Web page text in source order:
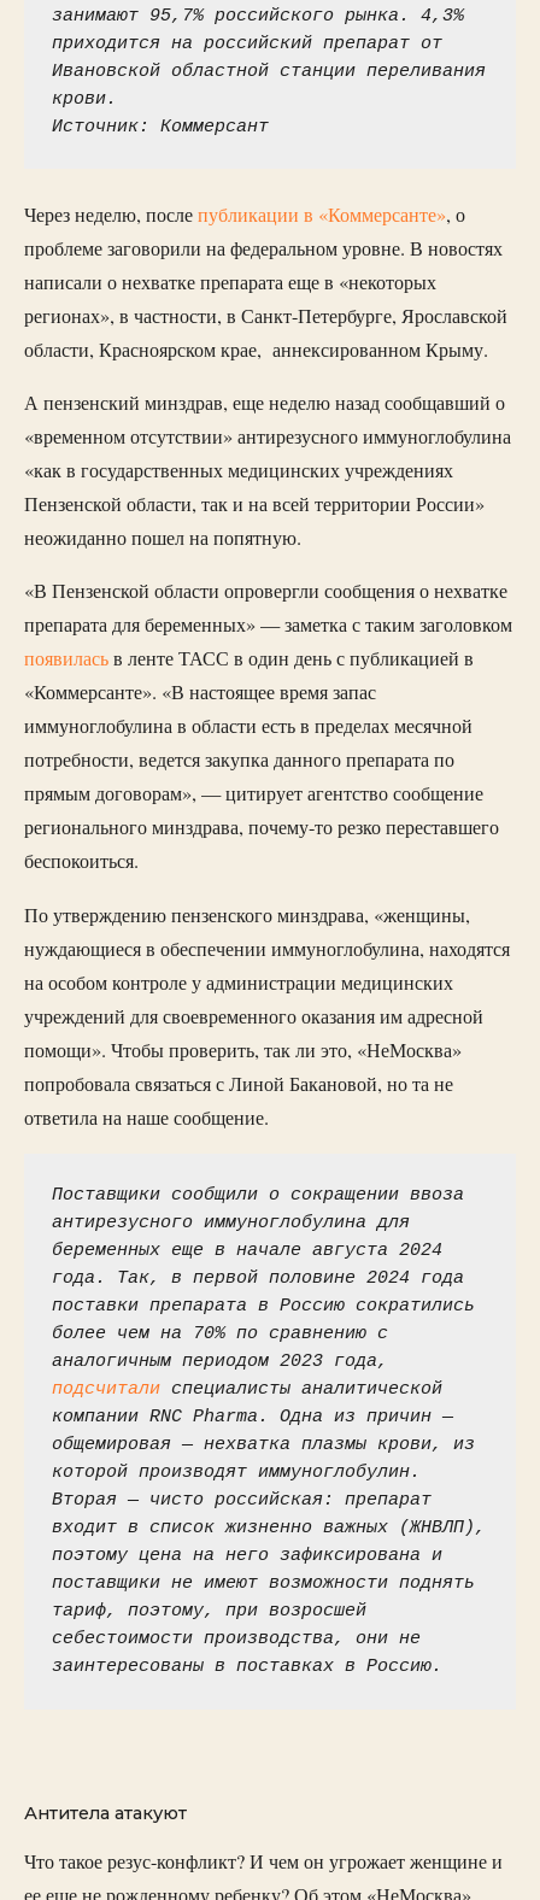
занимают 95,7% российского рынка. 4,3%
приходится на российский препарат от
Ивановской областной станции переливания
крови.
Источник: Коммерсант
Через неделю, послепубликации в «Коммерсанте», о
проблеме заговорили на федеральном уровне. В новостях
написали о нехватке препарата еще в «некоторых
регионах», в частности, в Санкт-Петербурге, Ярославской
области, Красноярском крае, аннексированном Крыму.
А пензенский минздрав, еще неделю назад сообщавший о
«временном отсутствии» антирезусного иммуноглобулина
«как в государственных медицинских учреждениях
Пензенской области, так и на всей территории России»
неожиданно пошел на попятную.
«В Пензенской области опровергли сообщения о нехватке
препарата для беременных» — заметка с таким заголовком
появиласьв ленте ТАСС в один день с публикацией в
«Коммерсанте». «В настоящее время запас
иммуноглобулина в области есть в пределах месячной
потребности, ведется закупка данного препарата по
прямым договорам», — цитирует агентство сообщение
регионального минздрава, почему-то резко переставшего
беспокоиться.
По утверждению пензенского минздрава, «женщины,
нуждающиеся в обеспечении иммуноглобулина, находятся
на особом контроле у администрации медицинских
учреждений для своевременного оказания им адресной
помощи». Чтобы проверить, так ли это, «НеМосква»
попробовала связаться с Линой Бакановой, но та не
ответила на наше сообщение.
Поставщики сообщили о сокращении ввоза
антирезусного иммуноглобулина для
беременных еще в начале августа 2024
года. Так, в первой половине 2024 года
поставки препарата в Россию сократились
более чем на 70% по сравнению с
подсчитали специалисты аналитической
компании RNC Pharma. Одна из причин —
общемировая — нехватка плазмы крови, из
которой производят иммуноглобулин.
Вторая — чисто российская: препарат
входит в список жизненно важных (ЖНВЛП),
поэтому цена на него зафиксирована и
поставщики не имеют возможности поднять
тариф, поэтому, при возросшей
себестоимости производства, они не
заинтересованы в поставках в Россию.
Антитела атакуют
Что такое резус-конфликт? И чем он угрожает женщине и